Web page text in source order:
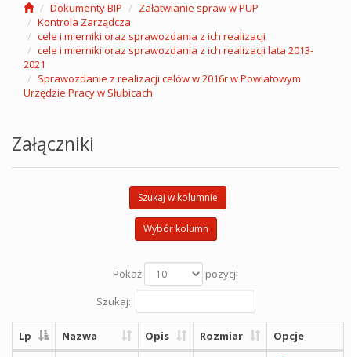
Dokumenty BIP
Załatwianie spraw w PUP
Kontrola Zarządcza
cele i mierniki oraz sprawozdania z ich realizacji
cele i mierniki oraz sprawozdania z ich realizacji lata 2013-
2021
Sprawozdanie z realizacji celów w 2016r w Powiatowym
Urzędzie Pracy w Słubicach
Załączniki
Szukaj w kolumnie
Wybór kolumn
Pokaż
pozycji
Szukaj:
Lp Nazwa Opis Rozmiar Opcje